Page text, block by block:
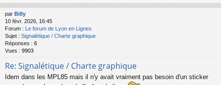
par Billy
10 févr. 2026, 16:45
Forum : Le forum de Lyon en Lignes
Sujet : Signalétique / Charte graphique
Réponses : 6
Vues : 9903
Re: Signalétique / Charte graphique
Idem dans les MPL85 mais il n'y avait vraiment pas besoin d'un sticker